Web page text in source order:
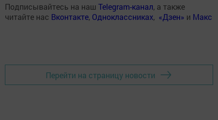
Подписывайтесь на наш Telegram-канал, а также
читайте нас Вконтакте, Одноклассниках, «Дзен» и Макс
Перейти на страницу новости